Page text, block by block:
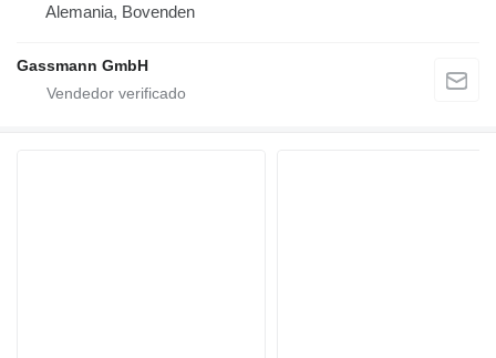
Alemania, Bovenden
Gassmann GmbH